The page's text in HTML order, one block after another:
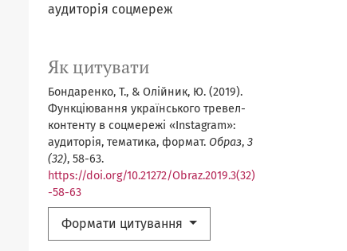
аудиторія соцмереж
Як цитувати
Бондаренко, Т., & Олійник, Ю. (2019).
Функціювання українського тревел-
контенту в соцмережі «Instagram»:
аудиторія, тематика, формат. Образ, 3
(32), 58-63.
https://doi.org/10.21272/Obraz.2019.3(32)
-58-63
Формати цитування